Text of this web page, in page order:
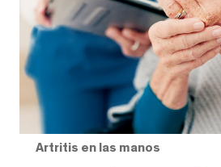
Artritis en las manos